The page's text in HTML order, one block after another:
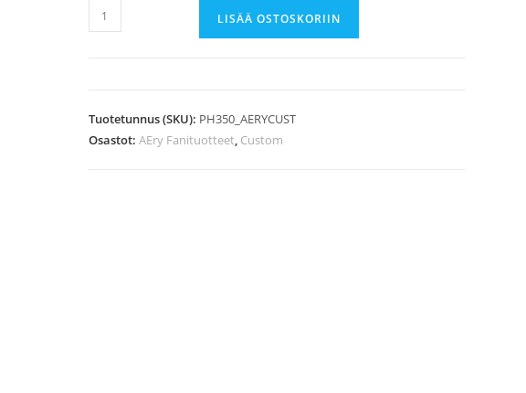
Kahvimuki
350ml
LISÄÄ OSTOSKORIIN
Tuotetunnus (SKU): PH350_AERYCUST
Osastot: AEry Fanituotteet, Custom